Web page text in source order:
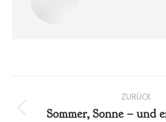
ZURÜCK
Sommer, Sonne – und